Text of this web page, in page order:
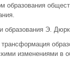
образования
образования Э.
изменениями в